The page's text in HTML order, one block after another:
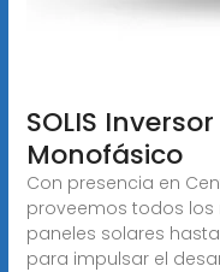
SOLIS
Monofásico
Con presencia en
proveemos todos
paneles solares
para impulsar el